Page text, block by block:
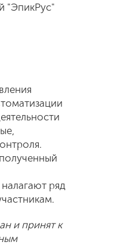
"ЭпикРус"
ряд
и принят к